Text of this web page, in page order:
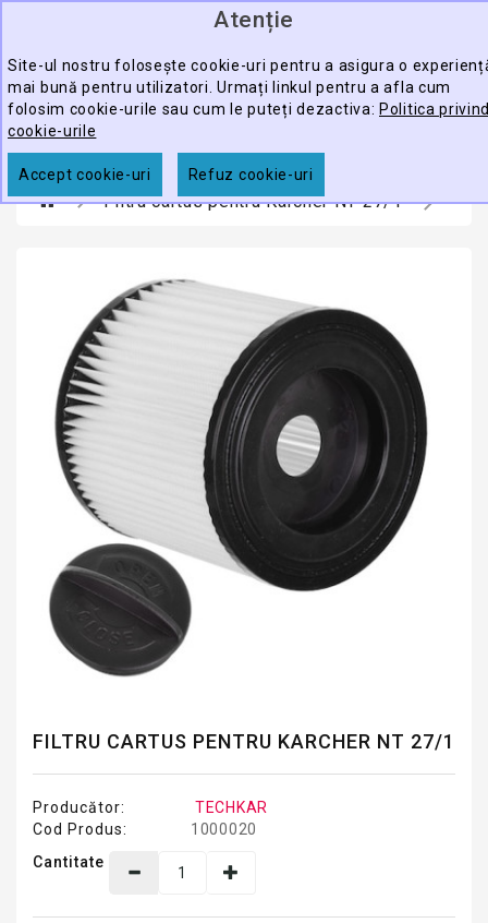
Atenție
Site-ul nostru folosește cookie-uri pentru a asigura o
mai bună pentru utilizatori. Urmați linkul pentru a afla cum
folosim cookie-urile sau cum le puteți dezactiva: Politica
cookie-urile
Accept cookie-uri Refuz cookie-uri
CĂUTARE
ECHIPAMENTE
PROFESIONALE
ACCESORII
PROMOTII
Filtru cartus pentru Karcher NT 27/1
FILTRU CARTUS PENTRU KARCHER NT 27/1
Producător:
TECHKAR
Cod Produs:
1000020
Cantitate